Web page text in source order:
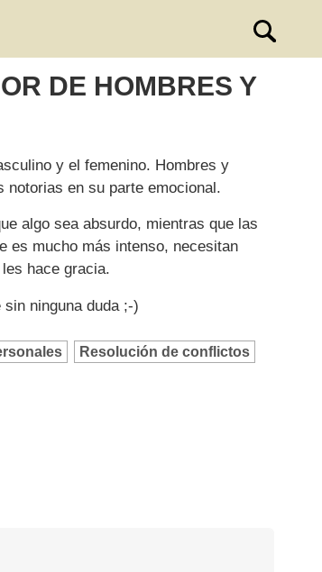
DE HOMBRES Y
y el femenino. Hombres y
en su parte emocional.
algo sea absurdo, mientras que las
es mucho más intenso, necesitan
hace gracia.
ninguna duda ;-)
Resolución de conflictos